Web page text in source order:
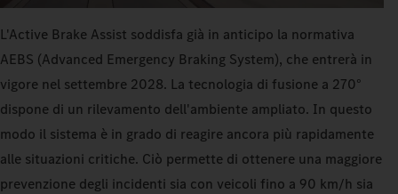
L'Active Brake Assist soddisfa già in anticipo la normativa
AEBS (Advanced Emergency Braking System), che entrerà in
vigore nel settembre 2028. La tecnologia di fusione a 270°
dispone di un rilevamento dell'ambiente ampliato. In questo
modo il sistema è in grado di reagire ancora più rapidamente
alle situazioni critiche. Ciò permette di ottenere una maggiore
prevenzione degli incidenti sia con veicoli fino a 90 km/h sia